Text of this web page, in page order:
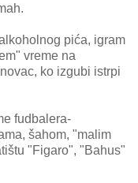
pića, igram
vreme na
ko izgubi istrpi
fudbalera-
šahom, "malim
"Figaro", "Bahus"